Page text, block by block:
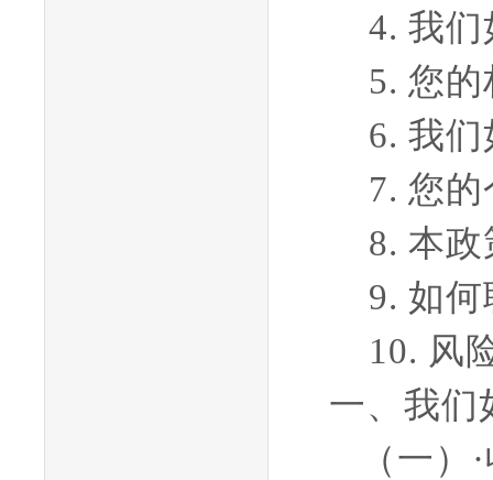
4. 我们
5. 您的
6. 我们
7. 您的
8. 本政
9. 如何
10. 风
一、我们
（一）